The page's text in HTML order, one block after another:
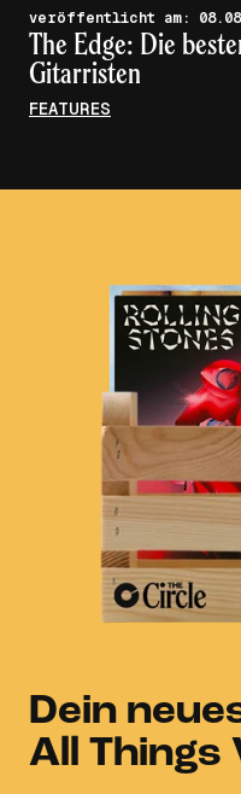
veröffentlicht
The Edge: Die
Gitarristen
FEATURES
Dein
All Things